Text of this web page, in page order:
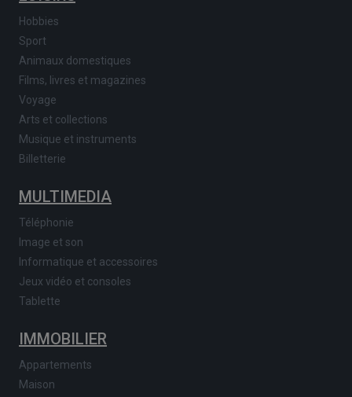
Hobbies
Sport
Animaux domestiques
Films, livres et magazines
Voyage
Arts et collections
Musique et instruments
Billetterie
MULTIMEDIA
Téléphonie
Image et son
Informatique et accessoires
Jeux vidéo et consoles
Tablette
IMMOBILIER
Appartements
Maison